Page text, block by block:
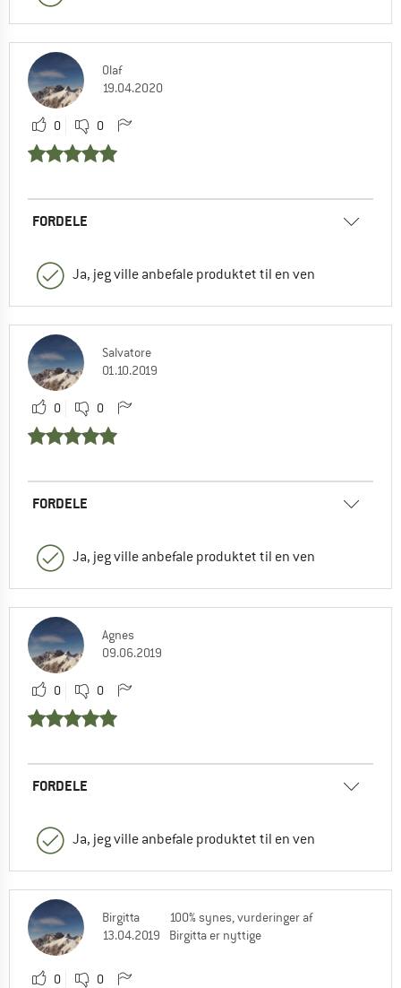
Olaf
19.04.2020
0 0
FORDELE
Ja, jeg ville anbefale produktet til en ven
Salvatore
01.10.2019
0 0
FORDELE
Ja, jeg ville anbefale produktet til en ven
Agnes
09.06.2019
0 0
FORDELE
Ja, jeg ville anbefale produktet til en ven
Birgitta
13.04.2019
100% synes, vurderinger af
Birgitta er nyttige
0 0